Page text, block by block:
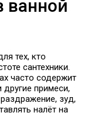
ванной
тех, кто
сантехники.
часто содержит
другие примеси,
зуд,
налёт на